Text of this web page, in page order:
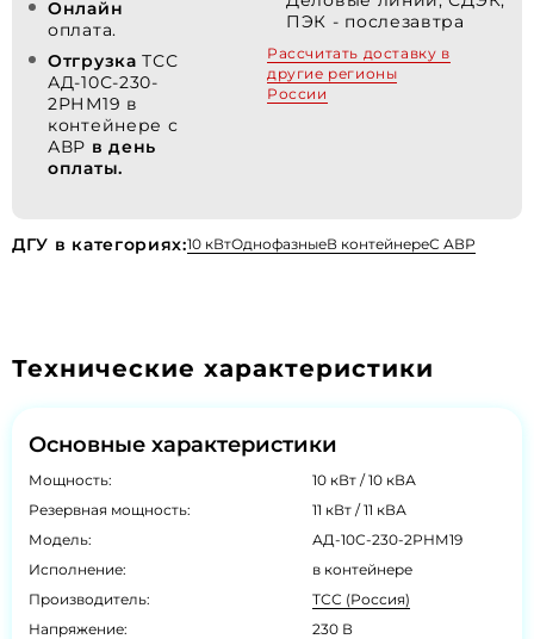
Онлайн
оплата.
Отгрузка ТСС
АД-10С-230-
2РНМ19 в
контейнере с
АВР в день
оплаты.
ПЭК - послезавтра
Рассчитать доставку в
другие регионы
России
ДГУ в категориях:10 кВтОднофазныеВ контейнереС АВР
Технические характеристики
Основные характеристики
Мощность:
10 кВт / 10 кВА
Резервная мощность:
11 кВт / 11 кВА
Модель:
АД-10С-230-2РНМ19
Исполнение:
в контейнере
Производитель:
ТСС (Россия)
Напряжение:
230 В